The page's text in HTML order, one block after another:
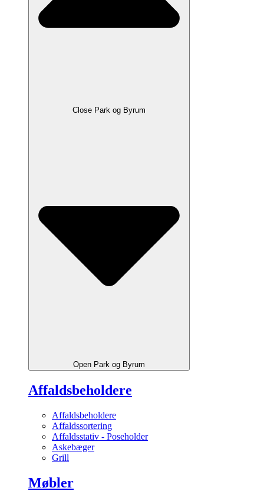
Close Park og Byrum
Open Park og Byrum
Affaldsbeholdere
Affaldsbeholdere
Affaldssortering
Affaldsstativ - Poseholder
Askebæger
Grill
Møbler